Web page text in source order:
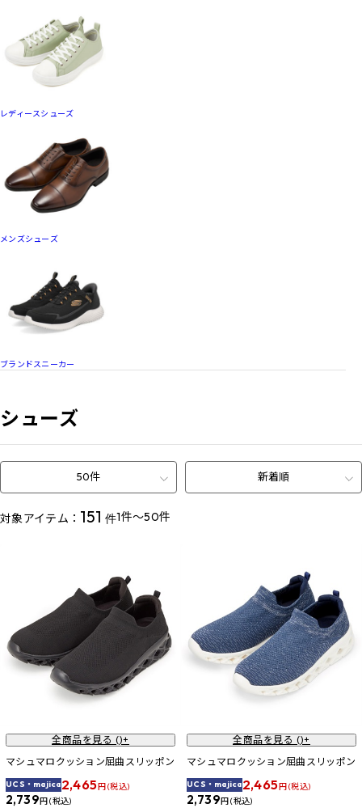
レディースシューズ
メンズシューズ
ブランドスニーカー
シューズ
50件 新着順
対象アイテム： 151 件1件～50件
全商品を見る ()+
マシュマロクッション屈曲スリッポン
UCS・majica2,465円 (税込)
2,739円 (税込)
全商品を見る ()+
マシュマロクッション屈曲スリッポン
UCS・majica2,465円 (税込)
2,739円 (税込)